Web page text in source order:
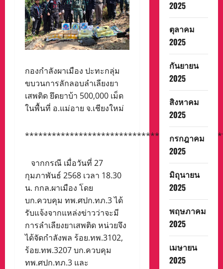
กองกำลังผาเมือง ปะทะกลุ่ม
ขบวนการลักลอบลำเลียงยา
เสพติด ยึดยาบ้า 500,000 เม็ด
ในพื้นที่ อ.แม่อาย จ.เชียงใหม่
จากกรณี เมื่อวันที่ 27
กุมภาพันธ์ 2568 เวลา 18.30
น. กกล.ผาเมือง โดย
บก.ควบคุม ทพ.ศปก.ทภ.3 ได้
รับแจ้งจากแหล่งข่าวว่าจะมี
การลำเลียงยาเสพติด หน่วยจึง
ได้จัดกำลังพล ร้อย.ทพ.3102,
ร้อย.ทพ.3207 บก.ควบคุม
ทพ.ศปก.ทภ.3 และ
2025
ตุลาคม
2025
กันยายน
2025
สิงหาคม
2025
กรกฎาคม
2025
มิถุนายน
2025
พฤษภาคม
2025
เมษายน
2025